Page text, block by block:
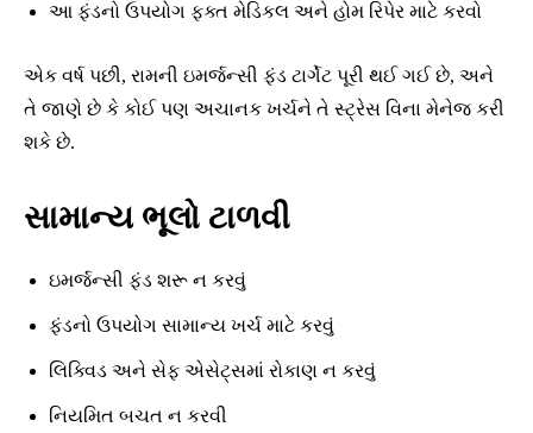
આ ફંડનો ઉપયોગ ફક્ત મેડિકલ અને હોમ રિપેર માટે કરવો
એક વર્ષ પછી, રામની ઇમર્જન્સી ફંડ ટાર્ગેટ પૂરી થઈ ગઈ છે, અને
તે જાણે છે કે કોઈ પણ અચાનક ખર્ચને તે સ્ટ્રેસ વિના મેનેજ કરી
શકે છે.
સામાન્ય ભૂલો ટાળવી
ઇમર્જન્સી ફંડ શરૂ ન કરવું
ફંડનો ઉપયોગ સામાન્ય ખર્ચ માટે કરવું
લિક્વિડ અને સેફ એસેટ્સમાં રોકાણ ન કરવું
નિયમિત બચત ન કરવી